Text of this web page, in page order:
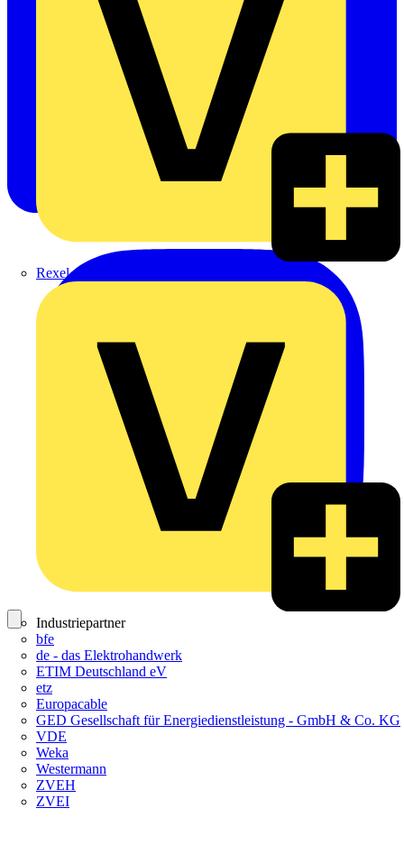
Rexel
Industriepartner
bfe
de - das Elektrohandwerk
ETIM Deutschland eV
etz
Europacable
GED Gesellschaft für Energiedienstleistung - GmbH & Co. KG
VDE
Weka
Westermann
ZVEH
ZVEI